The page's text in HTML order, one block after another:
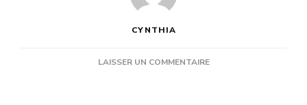
CYNTHIA
LAISSER UN COMMENTAIRESUR